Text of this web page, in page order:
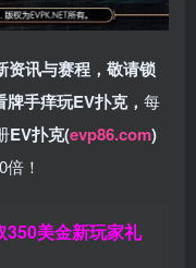
资讯与赛程， 敬请锁
牌手痒玩EV扑克， 每
EV扑克(evp86.com)
！
350美金新玩家礼